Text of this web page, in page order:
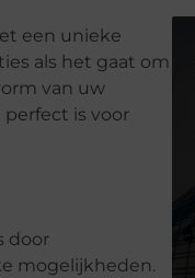
een unieke
als het gaat om
van uw
is voor
door
mogelijkheden.